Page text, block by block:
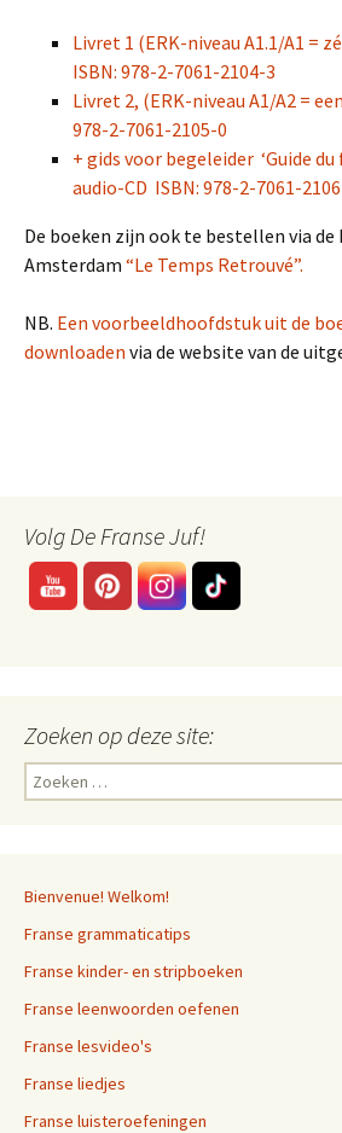
Livret 1 (ERK-niveau A1.1/A1 =
ISBN: 978-2-7061-2104-3
Livret 2, (ERK-niveau A1/A2 =
978-2-7061-2105-0
+ gids voor begeleider ‘Guide
audio-CD ISBN: 978-2-7061-
De boeken zijn ook te bestellen via de
Amsterdam “Le Temps Retrouvé”.
NB. Een voorbeeldhoofdstuk uit de
downloaden via de website van de
Volg De Franse Juf!
Zoeken op deze site:
Zoeken
naar:
Bienvenue! Welkom!
Franse grammaticatips
Franse kinder- en stripboeken
Franse leenwoorden oefenen
Franse lesvideo's
Franse liedjes
Franse luisteroefeningen